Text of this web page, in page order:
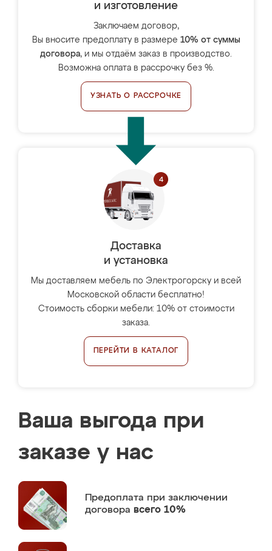
и изготовление
Заключаем договор,
Вы вносите предоплату в размере 10% от суммы
договора, и мы отдаём заказ в производство.
Возможна оплата в рассрочку без %.
УЗНАТЬ О РАССРОЧКЕ
Доставка
и установка
Мы доставляем мебель по Электрогорску и всей
Московской области бесплатно!
Стоимость сборки мебели: 10% от стоимости
заказа.
ПЕРЕЙТИ В КАТАЛОГ
Ваша выгода при
заказе у нас
Предоплата при заключении
договора всего 10%